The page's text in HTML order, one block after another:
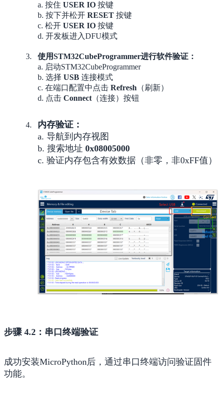
a. 按住 USER IO 按键
b. 按下并松开 RESET 按键
c. 松开 USER IO 按键
d. 开发板进入DFU模式
使用STM32CubeProgrammer进行软件验证：
a. 启动STM32CubeProgrammer
b. 选择 USB 连接模式
c. 在端口配置中点击 Refresh （刷新）
d. 点击 Connect（连接）按钮
内存验证：
a. 导航到内存视图
b. 搜索地址 0x08005000
c. 验证内存包含有效数据（非零，非0xFF值）
步骤 4.2：串口终端验证
成功安装MicroPython后，通过串口终端访问验证固件
功能。